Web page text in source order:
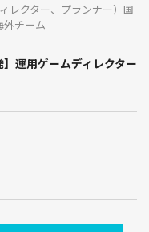
レクター、プランナー）国
外チーム
】運用ゲームディレクター